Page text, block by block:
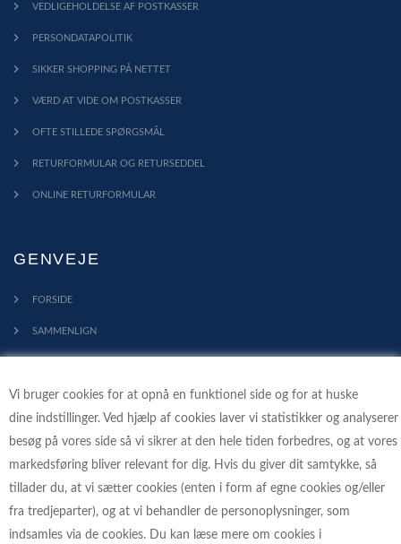
Vi bruger cookies for at opnå en funktionel side og for at huske
dine indstillinger. Ved hjælp af cookies laver vi statistikker og analyserer
besøg på vores side så vi sikrer at den hele tiden forbedres, og at vores
markedsføring bliver relevant for dig. Hvis du giver dit samtykke, så
tillader du, at vi sætter cookies (enten i form af egne cookies og/eller
fra tredjeparter), og at vi behandler de personoplysninger, som
indsamles via de cookies. Du kan læse mere om cookies i
VEDLIGEHOLDELSE AF POSTKASSER
PERSONDATAPOLITIK
SIKKER SHOPPING PÅ NETTET
VÆRD AT VIDE OM POSTKASSER
OFTE STILLEDE SPØRGSMÅL
RETURFORMULAR OG RETURSEDDEL
ONLINE RETURFORMULAR
GENVEJE
FORSIDE
SAMMENLIGN
PROFIL
HANDELSBETINGELSER
KLIMA - VI PLANTER TRÆER